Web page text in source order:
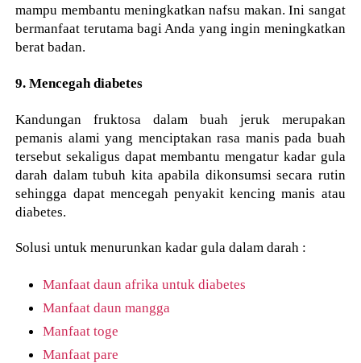
mampu membantu meningkatkan nafsu makan. Ini sangat
bermanfaat terutama bagi Anda yang ingin meningkatkan
berat badan.
9. Mencegah diabetes
Kandungan fruktosa dalam buah jeruk merupakan
pemanis alami yang menciptakan rasa manis pada buah
tersebut sekaligus dapat membantu mengatur kadar gula
darah dalam tubuh kita apabila dikonsumsi secara rutin
sehingga dapat mencegah penyakit kencing manis atau
diabetes.
Solusi untuk menurunkan kadar gula dalam darah :
Manfaat daun afrika untuk diabetes
Manfaat daun mangga
Manfaat toge
Manfaat pare